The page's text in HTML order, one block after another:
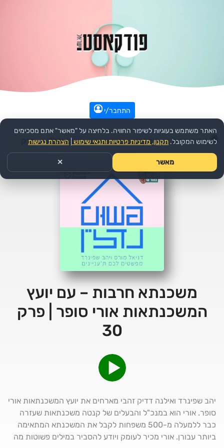
התחבר/י
עמוד הבית >> עסקים >>הפודקאסט: פשוט נדל"ן >>פרק
משכנתא חרבות – עם יועץ
המשכנתאות אורי סופר | פרק
30
יהב שפינרד ואילנה דדיק זהבי מארחים את יועץ המשכנתאות אורי
סופר. אורי הוא במנכ"ל והבעלים של קנטה משכנתאות שעזרה
כבר ללמעלה מ-500 משפחות לקבל את המשכנתא המתאימה
ביותר עבורן. אורי מכיר לעומק ויודע להסביר במילים פשוטות מה
האתר משתמש בעוגיות לשיפור החוויה. בלחיצה על "מאשר" אתם מסכימים
לשימוש המקובל. תקנון, מדיניות פרטיות ותנאי שימוש הצהרת נגישות
מאשר ✕